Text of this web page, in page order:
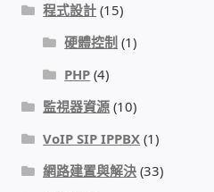
我的帳號
結帳
購物車
退款和退貨政策
程式設計 (15)
硬體控制 (1)
PHP (4)
監視器資源 (10)
VoIP SIP IPPBX (1)
網路建置與解決 (33)